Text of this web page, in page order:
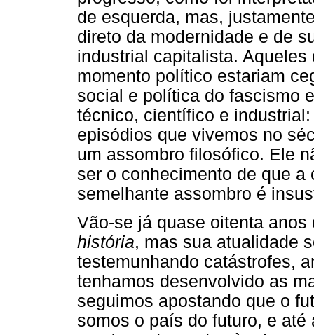
de esquerda, mas,
direto da modernidade e de
industrial capitalista.
momento político estariam
social e política do fascismo
técnico, científico e
episódios que vivemos no
um assombro filosófico. Ele
ser o conhecimento de que
semelhante assombro é
Vão-se já quase oitenta
história, mas sua atualidade
testemunhando catástrofes,
tenhamos desenvolvido as
seguimos apostando que o
somos o país do futuro, e